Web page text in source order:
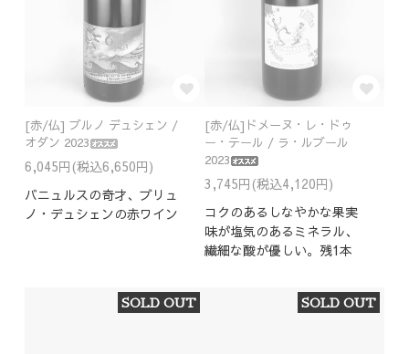
[赤/仏] ブルノ デュシェン /
オダン 2023
6,045円(税込6,650円)
バニュルスの奇才、ブリュ
ノ・デュシェンの赤ワイン
[赤/仏]ドメーヌ・レ・ドゥ
ー・テール / ラ・ルブール
2023
3,745円(税込4,120円)
コクのあるしなやかな果実
味が塩気のあるミネラル、
繊細な酸が優しい。残1本
SOLD OUT SOLD OUT